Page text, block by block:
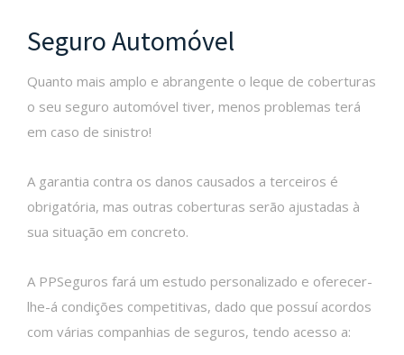
Seguro Automóvel
Quanto mais amplo e abrangente o leque de coberturas
o seu seguro automóvel tiver, menos problemas terá
em caso de sinistro!
A garantia contra os danos causados a terceiros é
obrigatória, mas outras coberturas serão ajustadas à
sua situação em concreto.
A PPSeguros fará um estudo personalizado e oferecer-
lhe-á condições competitivas, dado que possuí acordos
com várias companhias de seguros, tendo acesso a: